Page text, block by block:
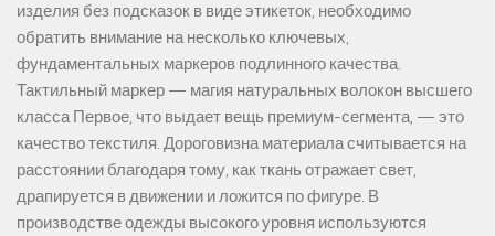
изделия без подсказок в виде этикеток, необходимо
обратить внимание на несколько ключевых,
фундаментальных маркеров подлинного качества.
Тактильный маркер — магия натуральных волокон высшего
класса Первое, что выдает вещь премиум-сегмента, — это
качество текстиля. Дороговизна материала считывается на
расстоянии благодаря тому, как ткань отражает свет,
драпируется в движении и ложится по фигуре. В
производстве одежды высокого уровня используются